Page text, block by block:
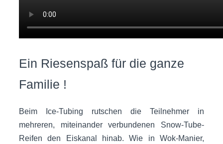
Ein Riesenspaß für die ganze
Familie !
Beim Ice-Tubing rutschen die Teilnehmer in
mehreren, miteinander verbundenen Snow-Tube-
Reifen den Eiskanal hinab. Wie in Wok-Manier,